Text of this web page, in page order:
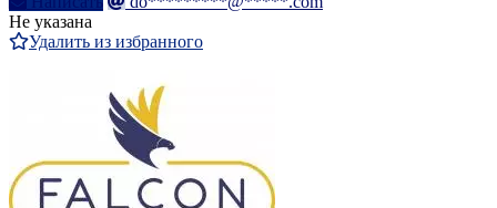
Не указана
Удалить из избранного